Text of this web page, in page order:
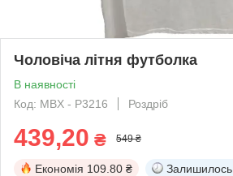
Чоловіча літня футболка
В наявності
Код: MBX - P3216
Роздріб
439,20 ₴ 549 ₴
Економія 109.80 ₴ Залишилось